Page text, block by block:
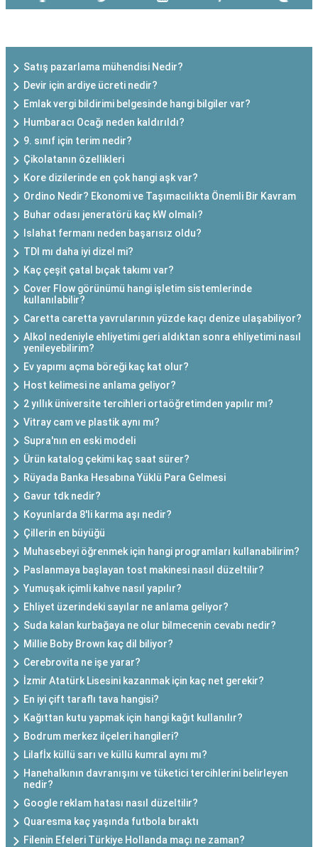
Satış pazarlama mühendisi Nedir?
Devir için ardiye ücreti nedir?
Emlak vergi bildirimi belgesinde hangi bilgiler var?
Humbaracı Ocağı neden kaldırıldı?
9. sınıf için terim nedir?
Çikolatanın özellikleri
Kore dizilerinde en çok hangi aşk var?
Ordino Nedir? Ekonomi ve Taşımacılıkta Önemli Bir Kavram
Buhar odası jeneratörü kaç kW olmalı?
Islahat fermanı neden başarısız oldu?
TDI mı daha iyi dizel mi?
Kaç çeşit çatal bıçak takımı var?
Cover Flow görünümü hangi işletim sistemlerinde
kullanılabilir?
Caretta caretta yavrularının yüzde kaçı denize ulaşabiliyor?
Alkol nedeniyle ehliyetimi geri aldıktan sonra ehliyetimi nasıl
yenileyebilirim?
Ev yapımı açma böreği kaç kat olur?
Host kelimesi ne anlama geliyor?
2 yıllık üniversite tercihleri ortaöğretimden yapılır mı?
Vitray cam ve plastik aynı mı?
Supra'nın en eski modeli
Ürün katalog çekimi kaç saat sürer?
Rüyada Banka Hesabına Yüklü Para Gelmesi
Gavur tdk nedir?
Koyunlarda 8'li karma aşı nedir?
Çillerin en büyüğü
Muhasebeyi öğrenmek için hangi programları kullanabilirim?
Paslanmaya başlayan tost makinesi nasıl düzeltilir?
Yumuşak içimli kahve nasıl yapılır?
Ehliyet üzerindeki sayılar ne anlama geliyor?
Suda kalan kurbağaya ne olur bilmecenin cevabı nedir?
Millie Boby Brown kaç dil biliyor?
Cerebrovita ne işe yarar?
İzmir Atatürk Lisesini kazanmak için kaç net gerekir?
En iyi çift taraflı tava hangisi?
Kağıttan kutu yapmak için hangi kağıt kullanılır?
Bodrum merkez ilçeleri hangileri?
Lilafİx küllü sarı ve küllü kumral aynı mı?
Hanehalkının davranışını ve tüketici tercihlerini belirleyen
nedir?
Google reklam hatası nasıl düzeltilir?
Quaresma kaç yaşında futbola bıraktı
Filenin Efeleri Türkiye Hollanda maçı ne zaman?